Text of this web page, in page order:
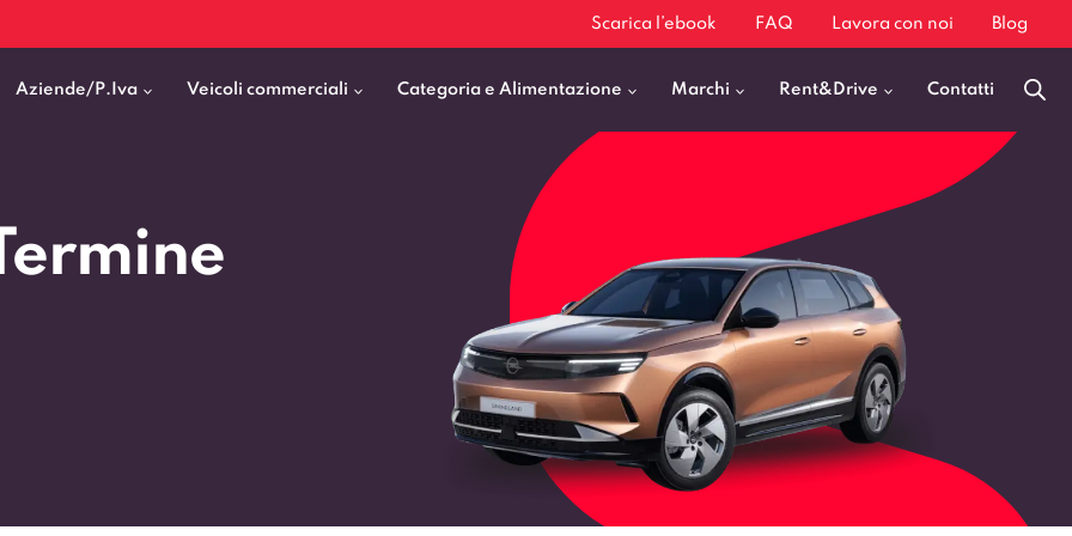
Scarica l’ebook FAQ Lavora con noi Blog
Aziende/P.Iva Veicoli commerciali
Cassonati
Categoria e Alimentazione
SUV e Crossover
Elettrica
Ibrida
GPL
Marchi
Mercedes Benz Vans
Peugeot Professional
Renault Professional
Piaggio
BMW X1
Audi Q3
Audi A3
Kia Sportage
Jeep Avenger
VEDI TUTTI
Rent&Drive Contatti